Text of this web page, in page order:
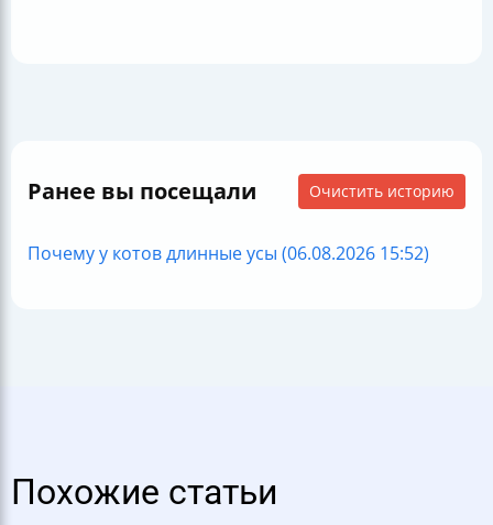
Ранее вы посещали Очистить историю
Почему у котов длинные усы (06.08.2026 15:52)
Похожие статьи